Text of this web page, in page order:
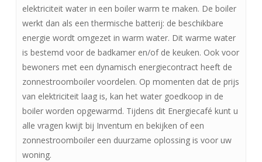
elektriciteit water in een boiler warm te maken. De boiler
werkt dan als een thermische batterij: de beschikbare
energie wordt omgezet in warm water. Dit warme water
is bestemd voor de badkamer en/of de keuken. Ook voor
bewoners met een dynamisch energiecontract heeft de
zonnestroomboiler voordelen. Op momenten dat de prijs
van elektriciteit laag is, kan het water goedkoop in de
boiler worden opgewarmd. Tijdens dit Energiecafé kunt u
alle vragen kwijt bij Inventum en bekijken of een
zonnestroomboiler een duurzame oplossing is voor uw
woning.